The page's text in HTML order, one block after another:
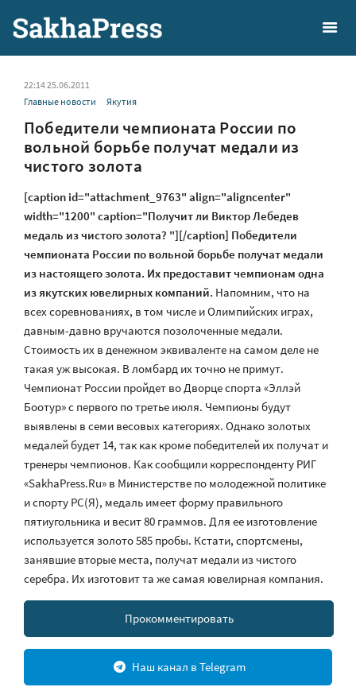
22:14 25.06.2011
Главные новости
Якутия
Победители чемпионата России по
вольной борьбе получат медали из
чистого золота
[caption id="attachment_9763" align="aligncenter"
width="1200" caption="Получит ли Виктор Лебедев
медаль из чистого золота? "][/caption] Победители
чемпионата России по вольной борьбе получат медали
из настоящего золота. Их предоставит чемпионам одна
из якутских ювелирных компаний. Напомним, что на
всех соревнованиях, в том числе и Олимпийских играх,
давным-давно вручаются позолоченные медали.
Стоимость их в денежном эквиваленте на самом деле не
такая уж высокая. В ломбард их точно не примут.
Чемпионат России пройдет во Дворце спорта «Эллэй
Боотур» с первого по третье июля. Чемпионы будут
выявлены в семи весовых категориях. Однако золотых
медалей будет 14, так как кроме победителей их получат и
тренеры чемпионов. Как сообщили корреспонденту РИГ
«SakhaPress.Ru» в Министерстве по молодежной политике
и спорту РС(Я), медаль имеет форму правильного
пятиугольника и весит 80 граммов. Для ее изготовление
используется золото 585 пробы. Кстати, спортсмены,
занявшие вторые места, получат медали из чистого
серебра. Их изготовит та же самая ювелирная компания.
Прокомментировать
Наш канал в Telegram